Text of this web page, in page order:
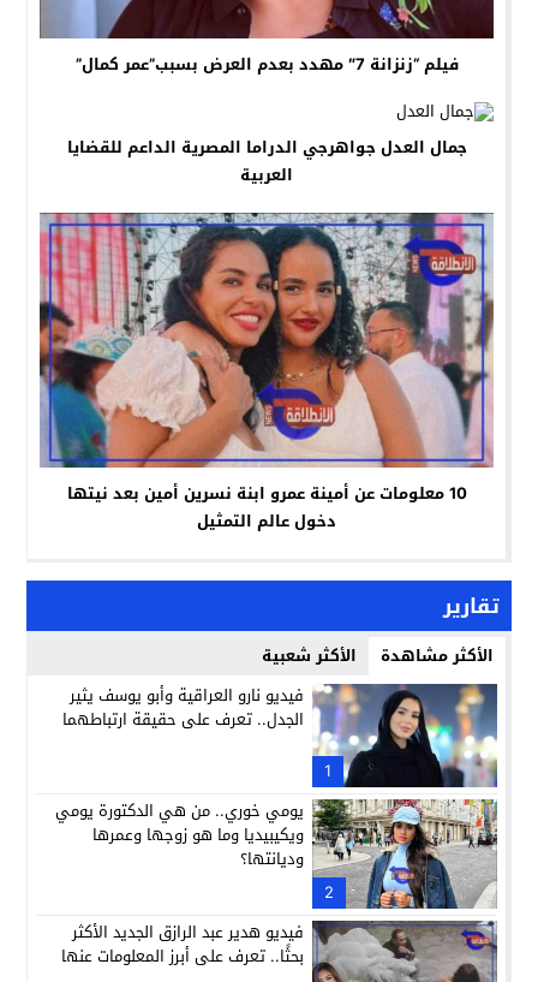
فيلم “زنزانة 7″ مهدد بعدم العرض بسبب”عمر كمال”
جمال العدل جواهرجي الدراما المصرية الداعم للقضايا
العربية
10 معلومات عن أمينة عمرو ابنة نسرين أمين بعد نيتها
دخول عالم التمثيل
تقارير
الأكثر مشاهدة الأكثر شعبية
1
فيديو نارو العراقية وأبو يوسف يثير
الجدل.. تعرف على حقيقة ارتباطهما
2
يومي خوري.. من هي الدكتورة يومي
ويكيبيديا وما هو زوجها وعمرها
وديانتها؟
فيديو هدير عبد الرازق الجديد الأكثر
بحثًا.. تعرف على أبرز المعلومات عنها